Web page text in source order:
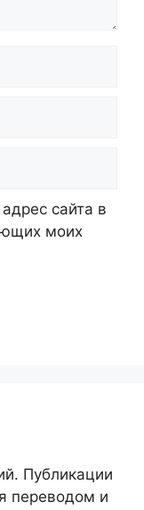
сайта в
моих
Публикации
переводом и